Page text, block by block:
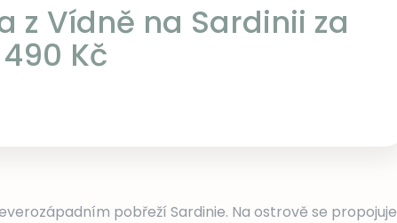
z Vídně na Sardinii za
490 Kč
pobřeží Sardinie. Na ostrově se propojuje